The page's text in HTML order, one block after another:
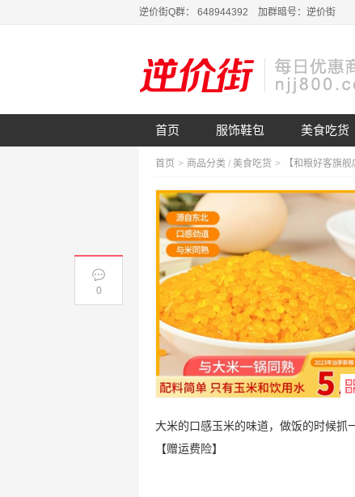
逆价街Q群： 648944392 加群暗号：逆价街
首页 服饰鞋包 美食吃货
首页 > 商品分类 / 美食吃货 >
大米的口感玉米的味道，做饭的时候抓
【赠运费险】
0